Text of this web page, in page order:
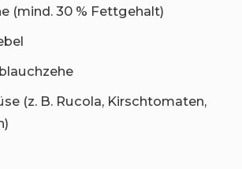
(mind. 30 % Fettgehalt)
(z. B. Rucola, Kirschtomaten,